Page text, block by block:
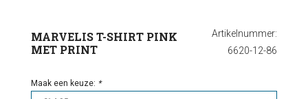
Artikelnummer:
6620-12-86
MARVELIS T-SHIRT PINK
MET PRINT
Maak een keuze: *